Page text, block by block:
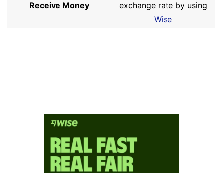
Receive Money
exchange rate by using
Wise